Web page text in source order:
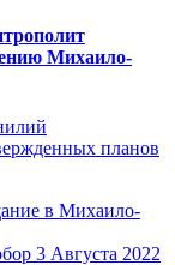
Михаило-
планов
3 Августа 2022